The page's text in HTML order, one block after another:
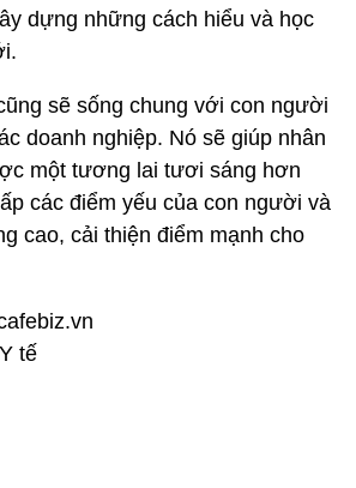
dựng những cách hiểu và học
sẽ sống chung với con người
doanh nghiệp. Nó sẽ giúp nhân
một tương lai tươi sáng hơn
các điểm yếu của con người và
cao, cải thiện điểm mạnh cho
tế